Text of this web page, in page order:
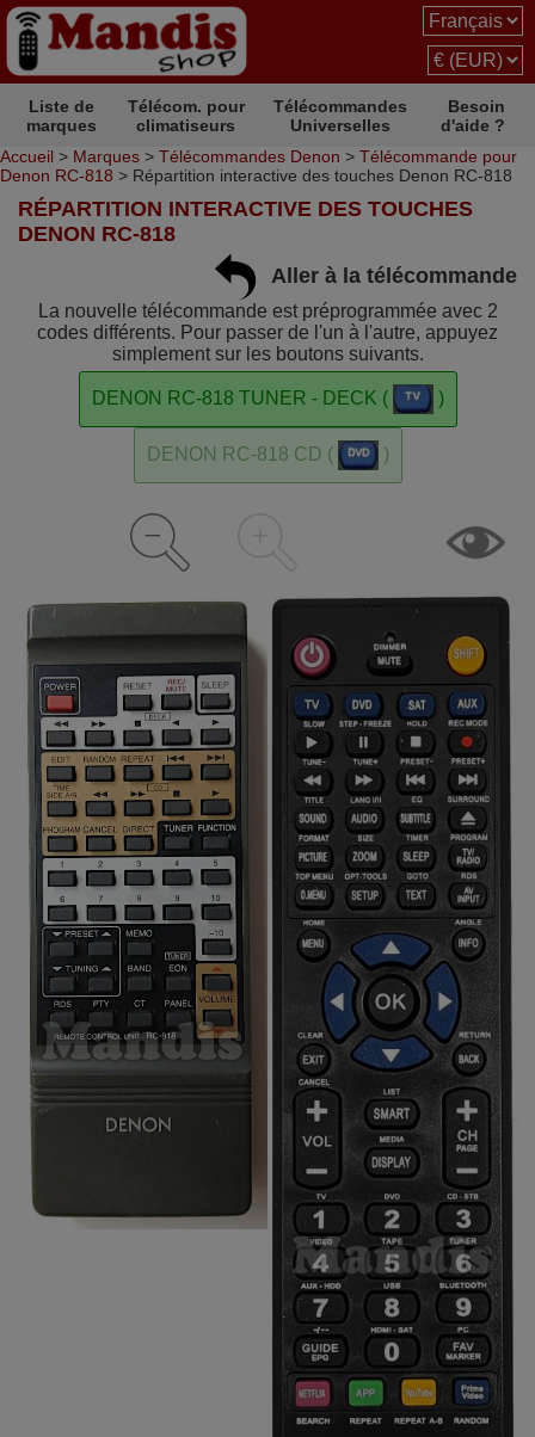
Liste de
marques
Télécom. pour
climatiseurs
Télécommandes
Universelles
Besoin
d'aide ?
Accueil > Marques > Télécommandes Denon > Télécommande pour
Denon RC-818 > Répartition interactive des touches Denon RC-818
RÉPARTITION INTERACTIVE DES TOUCHES
DENON RC-818
Aller à la télécommande
La nouvelle télécommande est préprogrammée avec 2
codes différents. Pour passer de l'un à l'autre, appuyez
simplement sur les boutons suivants.
DENON RC-818 TUNER - DECK ( )
DENON RC-818 CD ( )